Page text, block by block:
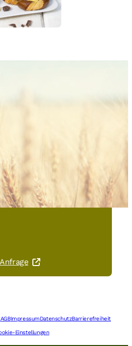
an TITAN
AGBImpressumDatenschutzBarrierefreiheit
Einstellungen